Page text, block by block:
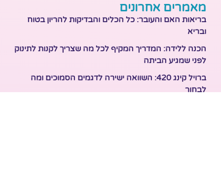
מאמרים אחרונים
בריאות האם והעובר: כל הכלים והבדיקות להריון בטוח
ובריא
הכנה ללידה: המדריך המקיף לכל מה שצריך לקנות לתינוק
לפני שמגיע הביתה
ברויל קינג 420: השוואה ישירה לדגמים הסמוכים ומה
לבחור